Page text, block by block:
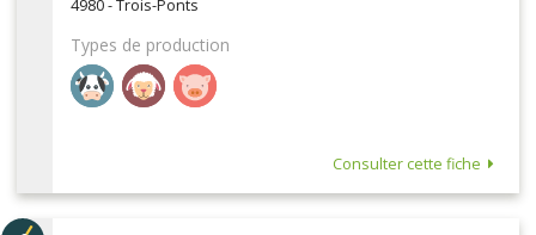
4980 - Trois-Ponts
Types de production
Consulter cette fiche